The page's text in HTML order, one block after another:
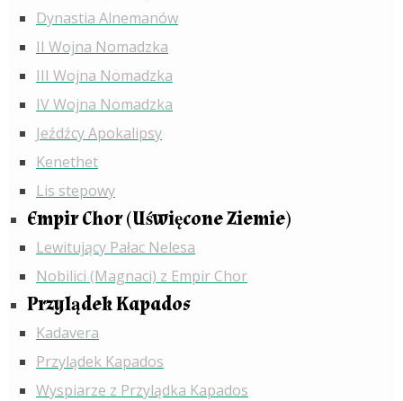
Dynastia Alnemanów
II Wojna Nomadzka
III Wojna Nomadzka
IV Wojna Nomadzka
Jeźdźcy Apokalipsy
Kenethet
Lis stepowy
Empir Chor (Uświęcone Ziemie)
Lewitujący Pałac Nelesa
Nobilici (Magnaci) z Empir Chor
Przylądek Kapados
Kadavera
Przylądek Kapados
Wyspiarze z Przylądka Kapados